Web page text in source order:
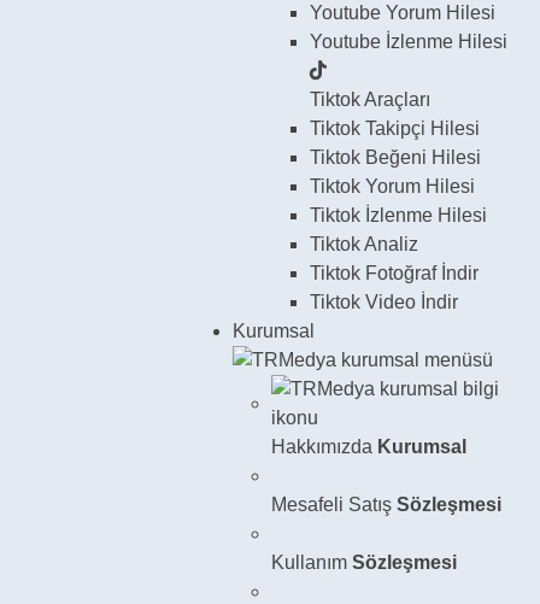
Youtube Yorum Hilesi
Youtube İzlenme Hilesi
Tiktok Araçları
Tiktok Takipçi Hilesi
Tiktok Beğeni Hilesi
Tiktok Yorum Hilesi
Tiktok İzlenme Hilesi
TiktokAnaliz
Tiktok Fotoğraf İndir
Tiktok Video İndir
Kurumsal
Hakkımızda Kurumsal
Mesafeli Satış Sözleşmesi
Kullanım Sözleşmesi